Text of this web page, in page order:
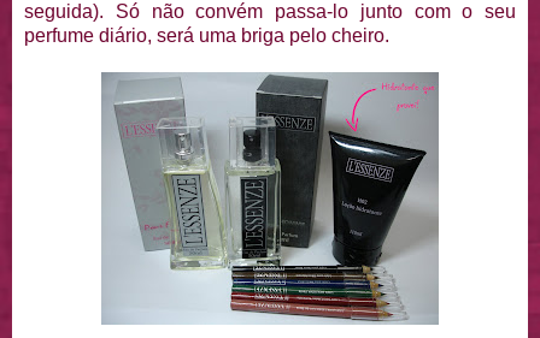
seguida). Só não convém passa-lo junto com o seu
perfume diário, será uma briga pelo cheiro.